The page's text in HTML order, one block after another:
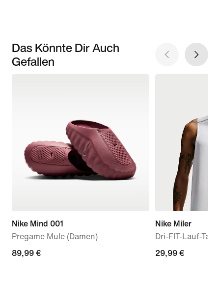
Das Könnte Dir Auch
Gefallen
Nike Mind 001
Pregame Mule (Damen)
89,99 €
89,99 €
Nike Miler
Dri-FIT-Lauf-
29,99 €
29,99 €